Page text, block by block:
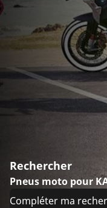
Rechercher
Pneus moto pour
Compléter ma